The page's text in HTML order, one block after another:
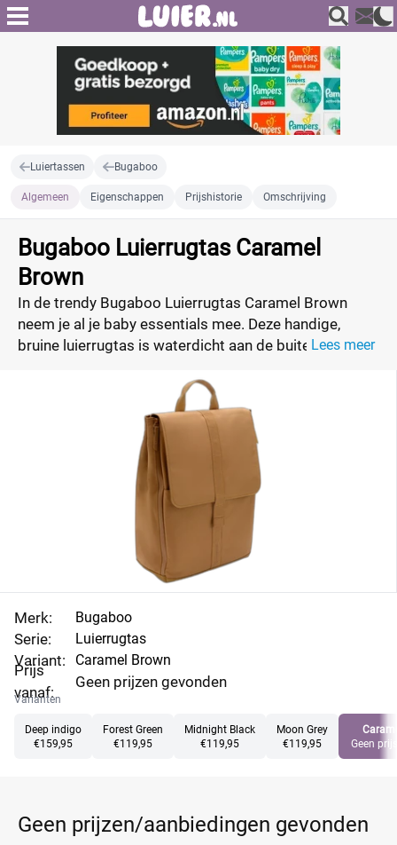
Luiertassen Bugaboo
Algemeen Eigenschappen Prijshistorie Omschrijving
Bugaboo Luierrugtas Caramel
Brown
In de trendy Bugaboo Luierrugtas Caramel Brown
neem je al je baby essentials mee. Deze handige,
bruine luierrugtas is waterdicht aan de buitenkant en
uitneembare, gevoerde verschoonmat heb je altijd en
overal de mogelijkheid om je kleintje te verschonen.
Vergelijk de prijzen en vind de beste deal.
Lees meer
Merk:
Serie:
Variant:
Prijs
vanaf:
Bugaboo
Luierrugtas
Caramel Brown
Geen prijzen gevonden
Varianten
Deep indigo
€159,95
Forest Green
€119,95
Midnight Black
€119,95
Moon Grey
€119,95
Geen
Geen prijzen/aanbiedingen gevonden